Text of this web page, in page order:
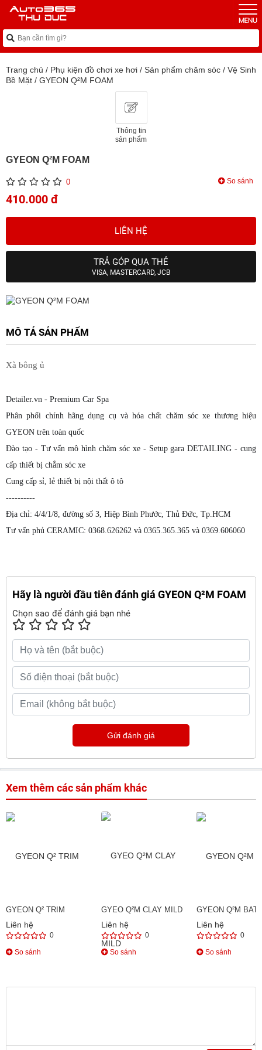
Trang chủ / Phụ kiện đồ chơi xe hơi / Sản phẩm chăm sóc / Vệ Sinh
Bề Mặt / GYEON Q²M FOAM
Thông tin
sản phẩm
GYEON Q²M FOAM
0 So sánh
410.000 đ
LIÊN HỆ
TRẢ GÓP QUA THẺ
VISA, MASTERCARD, JCB
MÔ TẢ SẢN PHẨM
Xà bông ủ
Detailer.vn - Premium Car Spa
Phân phối chính hãng dụng cụ và hóa chất chăm sóc xe thương hiệu
GYEON trên toàn quốc
Đào tạo - Tư vấn mô hình chăm sóc xe - Setup gara DETAILING - cung
cấp thiết bị chắm sóc xe
Cung cấp sỉ, lẻ thiết bị nội thất ô tô
----------
Địa chỉ: 4/4/1/8, đường số 3, Hiệp Bình Phước, Thủ Đức, Tp.HCM
Tư vấn phủ CERAMIC: 0368.626262 và 0365.365.365 và 0369.606060
Hãy là người đầu tiên đánh giá GYEON Q²M FOAM
Chọn sao để đánh giá bạn nhé
Gửi đánh giá
Xem thêm các sản phẩm khác
GYEON Q² TRIM
Liên hệ
0
So sánh
GYEO Q²M CLAY MILD
Liên hệ
0
So sánh
GYEON Q²M
Liên hệ
0
So sánh